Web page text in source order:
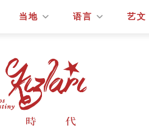
当地 语言 艺文